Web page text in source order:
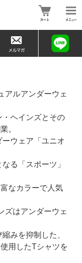
アルアンダーウェ
ヘインズとその
。
ウェア「ユニオ
る「スポーツ」
なカラーで人気
ズはアンダーウェ
みを抑制した、
用したTシャツを